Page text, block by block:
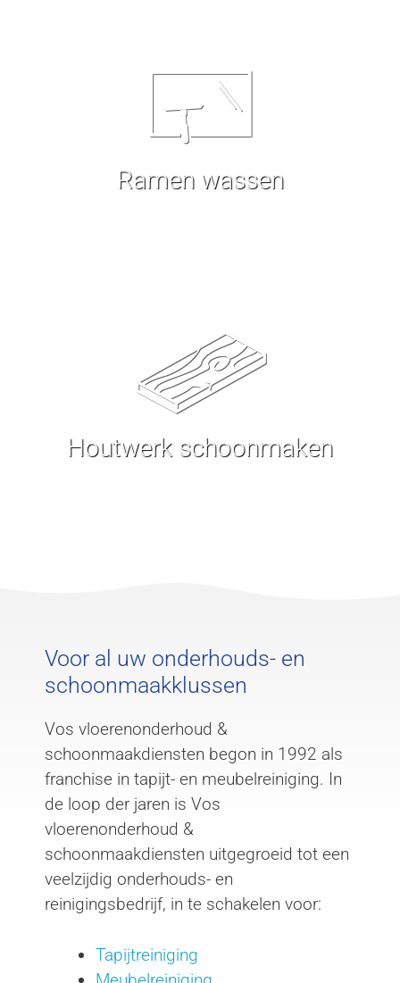
Ramen wassen
Houtwerk schoonmaken
Voor al uw onderhouds- en
schoonmaakklussen
Vos vloerenonderhoud &
schoonmaakdiensten begon in 1992 als
franchise in tapijt- en meubelreiniging. In
de loop der jaren is Vos
vloerenonderhoud &
schoonmaakdiensten uitgegroeid tot een
veelzijdig onderhouds- en
reinigingsbedrijf, in te schakelen voor:
Tapijtreiniging